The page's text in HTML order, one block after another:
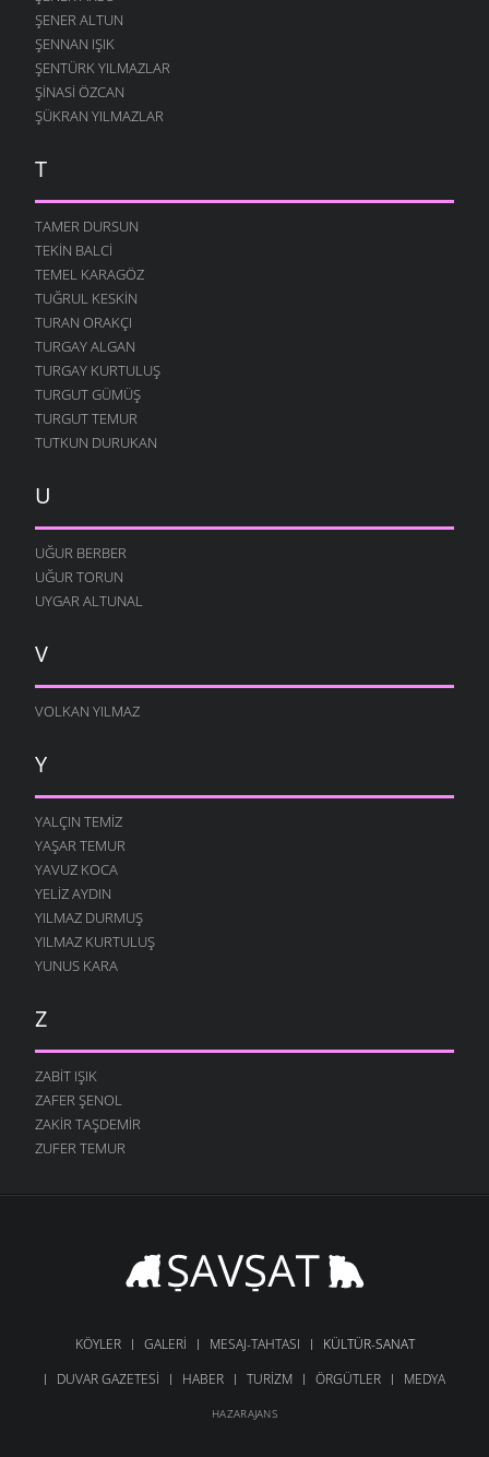
ŞENER ALTUN
ŞENNAN IŞIK
ŞENTÜRK YILMAZLAR
ŞINASI ÖZCAN
ŞÜKRAN YILMAZLAR
T
TAMER DURSUN
TEKIN BALCI
TEMEL KARAGÖZ
TUĞRUL KESKIN
TURAN ORAKÇI
TURGAY ALGAN
TURGAY KURTULUŞ
TURGUT GÜMÜŞ
TURGUT TEMUR
TUTKUN DURUKAN
U
UĞUR BERBER
UĞUR TORUN
UYGAR ALTUNAL
V
VOLKAN YILMAZ
Y
YALÇIN TEMIZ
YAŞAR TEMUR
YAVUZ KOCA
YELIZ AYDIN
YILMAZ DURMUŞ
YILMAZ KURTULUŞ
YUNUS KARA
Z
ZABIT IŞIK
ZAFER ŞENOL
ZAKIR TAŞDEMIR
ZUFER TEMUR
KÖYLER GALERI MESAJ-TAHTASI
KÜLTÜR-SANAT
DUVAR GAZETESI
HABER TURIZM ÖRGÜTLER MEDYA
HAZARAJANS